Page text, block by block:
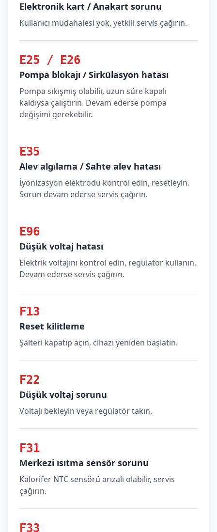
Elektronik kart / Anakart sorunu
Kullanıcı müdahalesi yok, yetkili servis çağırın.
E25 / E26
Pompa blokajı / Sirkülasyon hatası
Pompa sıkışmış olabilir, uzun süre kapalı
kaldıysa çalıştırın. Devam ederse pompa
değişimi gerekebilir.
E35
Alev algılama / Sahte alev hatası
İyonizasyon elektrodu kontrol edin, resetleyin.
Sorun devam ederse servis çağırın.
E96
Düşük voltaj hatası
Elektrik voltajını kontrol edin, regülatör kullanın.
Devam ederse servis çağırın.
F13
Reset kilitleme
Şalteri kapatıp açın, cihazı yeniden başlatın.
F22
Düşük voltaj sorunu
Voltajı bekleyin veya regülatör takın.
F31
Merkezi ısıtma sensör sorunu
Kalorifer NTC sensörü arızalı olabilir, servis
çağırın.
F33